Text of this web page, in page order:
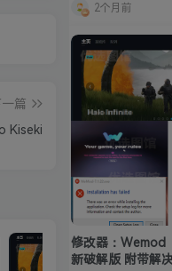
篇
Kiseki
2个月前
修改器：Wemod
新破解版 附带解